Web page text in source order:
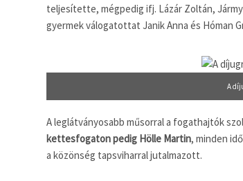
teljesítette, mégpedig ifj. Lázár Zoltán, Jármy
gyermek válogatottat Janik Anna és Hóman
A
A leglátványosabb műsorral a fogathajtók
kettesfogaton pedig Hölle Martin, minden
a közönség tapsviharral jutalmazott.